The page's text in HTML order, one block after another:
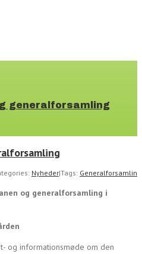
generalforsamling
Nyheder|Tags: Generalforsamling
og generalforsamling i
og informationsmøde om den